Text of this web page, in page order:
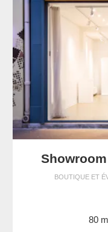
BOUTIQUE ET
80